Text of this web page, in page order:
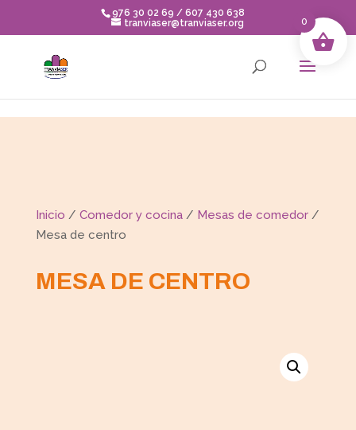
976 30 02 69 / 607 430 638
tranviaser@tranviaser.org
Inicio / Comedor y cocina/ Mesas de comedor/
Mesa de centro
MESA DE CENTRO
0